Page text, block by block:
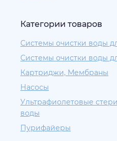
Категории товаров
Системы очистки воды
Системы очистки воды
Картриджи, Мембраны
Насосы
Ультрафиолетовые
воды
Пурифайеры